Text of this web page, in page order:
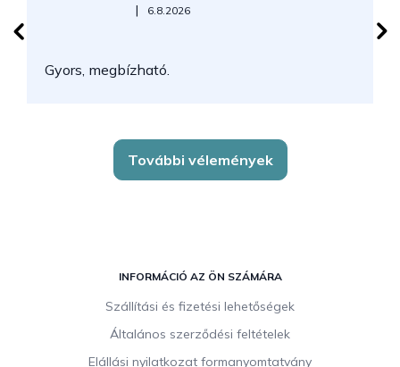
Az áruház értékelése 5-ből 5 csillag.
| 6.8.2026
Gyors, megbízható.
További vélemények
INFORMÁCIÓ AZ ÖN SZÁMÁRA
Szállítási és fizetési lehetőségek
Általános szerződési feltételek
Elállási nyilatkozat formanyomtatvány